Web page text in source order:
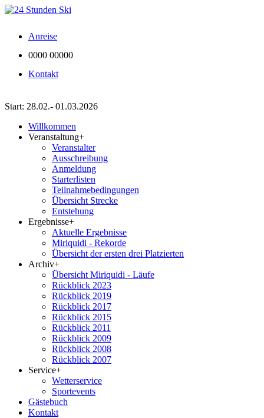
Anreise
0000 00000
Kontakt
Start: 28.02.- 01.03.2026
Willkommen
Veranstaltung+
Veranstalter
Ausschreibung
Anmeldung
Starterlisten
Teilnahmebedingungen
Übersicht Strecke
Entstehung
Ergebnisse+
Aktuelle Ergebnisse
Miriquidi - Rekorde
Übersicht der ersten drei Platzierten
Archiv+
Übersicht Miriquidi - Läufe
Rückblick 2023
Rückblick 2019
Rückblick 2017
Rückblick 2015
Rückblick 2011
Rückblick 2009
Rückblick 2008
Rückblick 2007
Service+
Wetterservice
Sportevents
Gästebuch
Kontakt